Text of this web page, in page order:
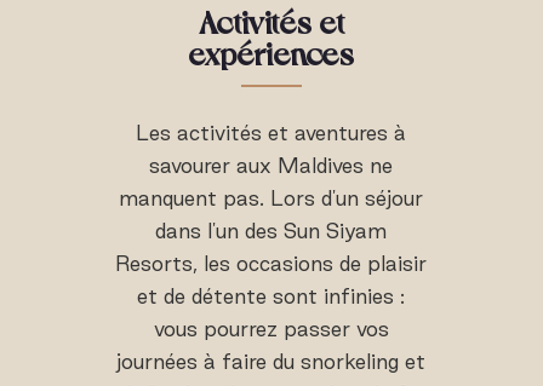
Activités et
expériences
Les activités et aventures à
savourer aux Maldives ne
manquent pas. Lors d'un séjour
dans l'un des Sun Siyam
Resorts, les occasions de plaisir
et de détente sont infinies :
vous pourrez passer vos
journées à faire du snorkeling et